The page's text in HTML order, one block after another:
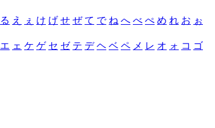
る え ぇ け げ せ ぜ て で ね へ べ ぺ め れ お ぉ
エ ェ ケ ゲ セ ゼ テ デ ヘ ベ ペ メ レ オ ォ コ ゴ